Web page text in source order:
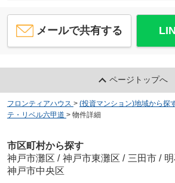
メールで共有する
ページトップへ
フロンティアハウス > (投資マンション)地域から探
テ・リベル六甲道 > 物件詳細
市区町村から探す
神戸市灘区 / 神戸市東灘区 / 三田市 /
神戸市中央区